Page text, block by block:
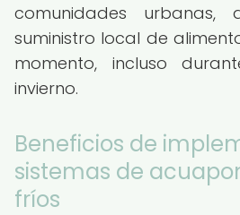
comunidades
suministro local de
momento, incluso
invierno.
Beneficios de
sistemas de
fríos